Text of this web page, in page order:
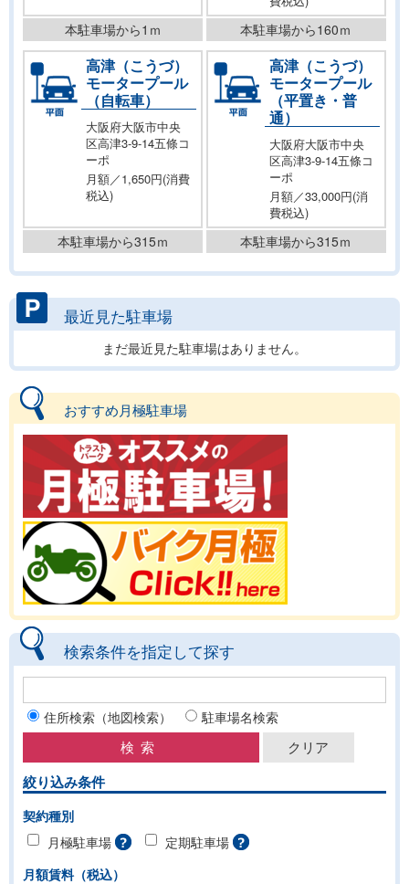
本駐車場から1ｍ 本駐車場から160ｍ
高津（こうづ）
モータープール
（自転車）
大阪府大阪市中央
区高津3-9-14五條コ
ーポ
月額／1,650円(消費
税込)
本駐車場から315ｍ
高津（こうづ）
モータープール
（平置き・普
通）
大阪府大阪市中央
区高津3-9-14五條コ
ーポ
月額／33,000円(消
費税込)
本駐車場から315ｍ
最近見た駐車場
まだ最近見た駐車場はありません。
おすすめ月極駐車場
検索条件を指定して探す
住所検索（地図検索） 駐車場名検索
絞り込み条件
契約種別
月極駐車場
定期駐車場
月額賃料（税込）